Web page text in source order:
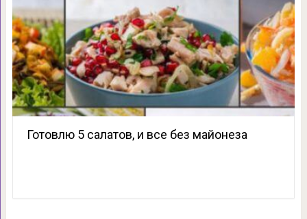
Готовлю 5 салатов, и все без майонеза